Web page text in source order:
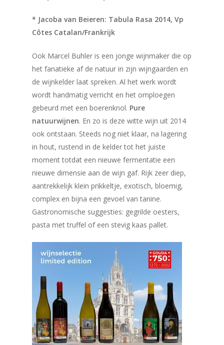
* Jacoba van Beieren: Tabula Rasa 2014, Vp
Côtes Catalan/Frankrijk
Ook Marcel Buhler is een jonge wijnmaker die op
het fanatieke af de natuur in zijn wijngaarden en
de wijnkelder laat spreken. Al het werk wordt
wordt handmatig verricht en het omploegen
gebeurd met een boerenknol. Pure
natuurwijnen. En zo is deze witte wijn uit 2014
ook ontstaan. Steeds nog niet klaar, na lagering
in hout, rustend in de kelder tot het juiste
moment totdat een nieuwe fermentatie een
nieuwe dimensie aan de wijn gaf. Rijk zeer diep,
aantrekkelijk klein prikkeltje, exotisch, bloemig,
complex en bijna een gevoel van tanine.
Gastronomische suggesties: gegrilde oesters,
pasta met truffel of een stevig kaas pallet.